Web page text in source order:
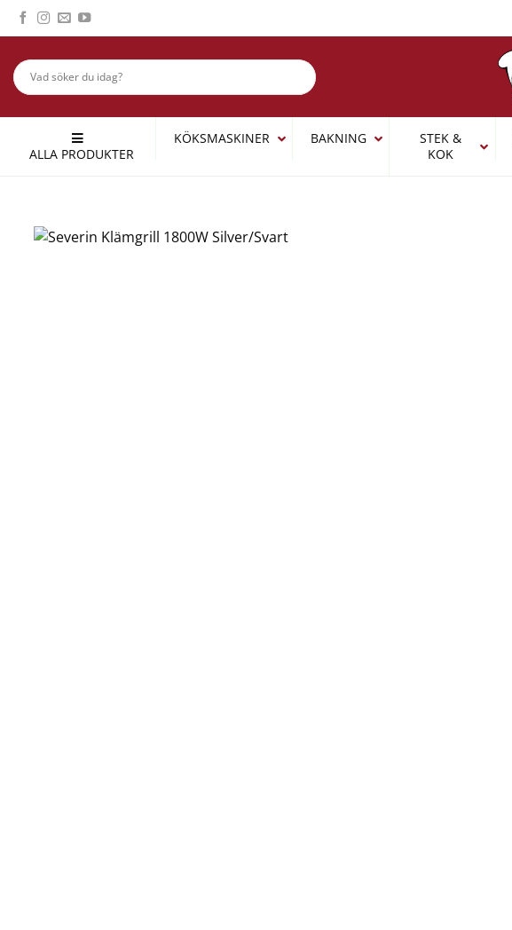
Skip
to
ALLA PRODUKTER
KÖKSMASKINER BAKNING
STEK &
KOK